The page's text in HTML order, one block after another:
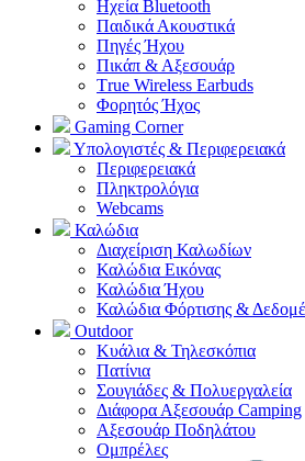
Ηχεία Bluetooth
Παιδικά Ακουστικά
Πηγές Ήχου
Πικάπ & Αξεσουάρ
Τrue Wireless Earbuds
Φορητός Ήχος
Gaming Corner
Υπολογιστές & Περιφερειακά
Περιφερειακά
Πληκτρολόγια
Webcams
Καλώδια
Διαχείριση Καλωδίων
Καλώδια Εικόνας
Καλώδια Ήχου
Καλώδια Φόρτισης &
Outdoor
Κυάλια & Τηλεσκόπια
Πατίνια
Σουγιάδες & Πολυεργαλεία
Διάφορα Αξεσουάρ Camping
Αξεσουάρ Ποδηλάτου
Ομπρέλες